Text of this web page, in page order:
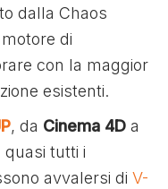
dalla Chaos
di
con la maggior
esistenti.
, da Cinema 4D a
quasi tutti i
avvalersi diV-